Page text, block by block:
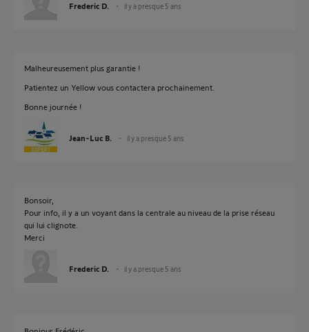
Frederic D. il y a presque 5 ans
Malheureusement plus garantie !
Patientez un Yellow vous contactera prochainement.
Bonne journée !
Jean-Luc B. il y a presque 5 ans
Bonsoir,
Pour info, il y a un voyant dans la centrale au niveau de la prise réseau
qui lui clignote.
Merci
Frederic D. il y a presque 5 ans